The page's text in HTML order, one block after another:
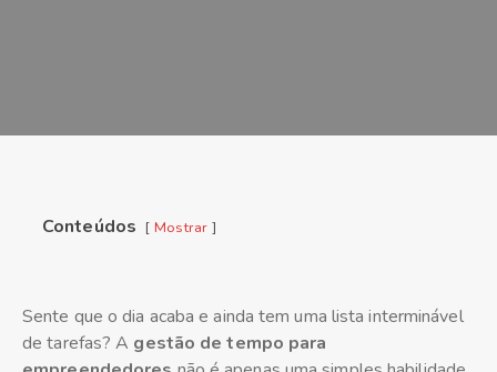
Conteúdos Mostrar
Sente que o dia acaba e ainda tem uma lista interminável
de tarefas? A gestão de tempo para